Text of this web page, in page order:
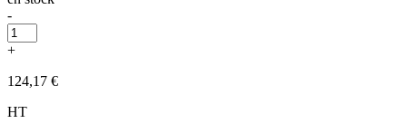
-
+
124,17 €
HT